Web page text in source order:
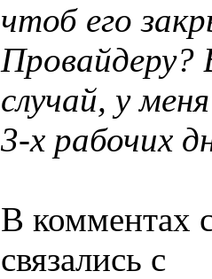
чтоб его
Провайдеру?
случай, у
3-х рабочих
В комментах
связались с